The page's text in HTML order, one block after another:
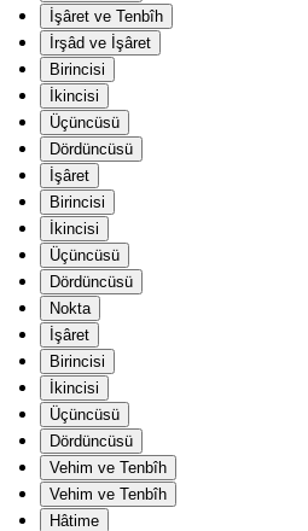
İşâret ve Tenbîh
İrşâd ve İşâret
Birincisi
İkincisi
Üçüncüsü
Dördüncüsü
İşâret
Birincisi
İkincisi
Üçüncüsü
Dördüncüsü
Nokta
İşâret
Birincisi
İkincisi
Üçüncüsü
Dördüncüsü
Vehim ve Tenbîh
Vehim ve Tenbîh
Hâtime